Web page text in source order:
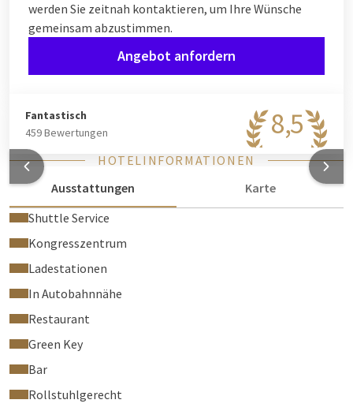
werden Sie zeitnah kontaktieren, um Ihre Wünsche
gemeinsam abzustimmen.
Angebot anfordern
8,5
Fantastisch
459 Bewertungen
HOTELINFORMATIONEN
Ausstattungen
Karte
Shuttle Service
Kongresszentrum
Ladestationen
In Autobahnnähe
Restaurant
Green Key
Bar
Rollstuhlgerecht